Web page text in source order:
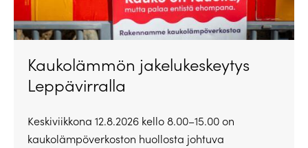
Kaukolämmön jakelukeskeytys
Leppävirralla
Keskiviikkona 12.8.2026 kello 8.00–15.00 on
kaukolämpöverkoston huollosta johtuva